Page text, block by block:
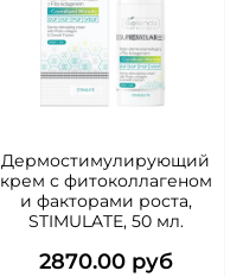
Дермостимулирующий
крем с фитоколлагеном
и факторами роста,
STIMULATE, 50 мл.
2870.00 руб